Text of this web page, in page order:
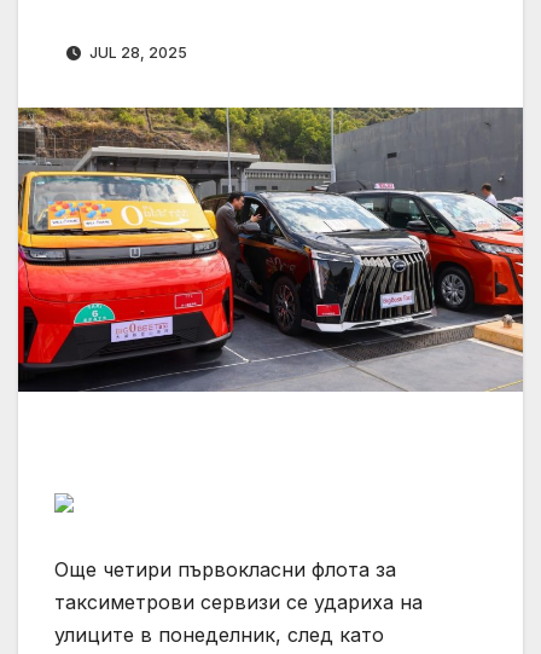
JUL 28, 2025
Още четири първокласни флота за
таксиметрови сервизи се удариха на
улиците в понеделник, след като